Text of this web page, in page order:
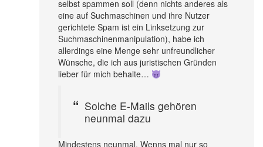
selbst spammen soll (denn nichts anderes als
eine auf Suchmaschinen und ihre Nutzer
gerichtete Spam ist ein Linksetzung zur
Suchmaschinenmanipulation), habe ich
allerdings eine Menge sehr unfreundlicher
Wünsche, die ich aus juristischen Gründen
lieber für mich behalte…
Solche E-Mails gehören
neunmal dazu
Mindestens neunmal. Wenns mal nur so